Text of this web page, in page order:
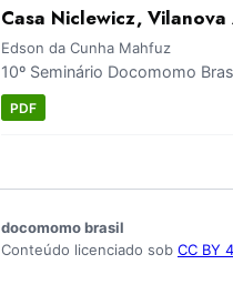
Casa Niclewicz,
Edson da Cunha Mahfuz
10º Seminário Docomomo
PDF
docomomo brasil
Conteúdo licenciado sob CC BY